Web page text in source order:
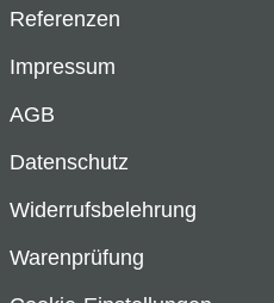
Referenzen
Impressum
AGB
Datenschutz
Widerrufsbelehrung
Warenprüfung